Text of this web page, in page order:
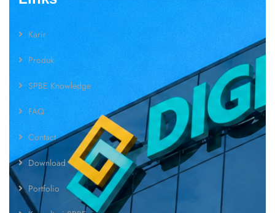
Karir
Produk
SPBE Knowledge
FAQ
Contact
Download
Portfolio